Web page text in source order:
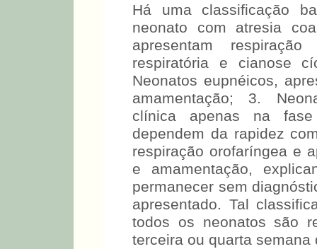
Há uma classificação
neonato com atresia
apresentam
respiratória e cianose
Neonatos eupnéicos,
amamentação; 3.
clínica apenas na
dependem da rapidez
respiração orofaríngea e
e amamentação,
permanecer sem
apresentado. Tal
todos os neonatos são
terceira ou quarta semana